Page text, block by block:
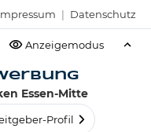
| Datenschutz
Anzeigemodus
Essen-Mitte
Profil